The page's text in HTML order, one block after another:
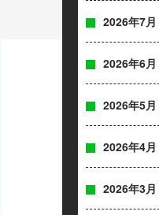
2026年7月
2026年6月
2026年5月
2026年4月
2026年3月